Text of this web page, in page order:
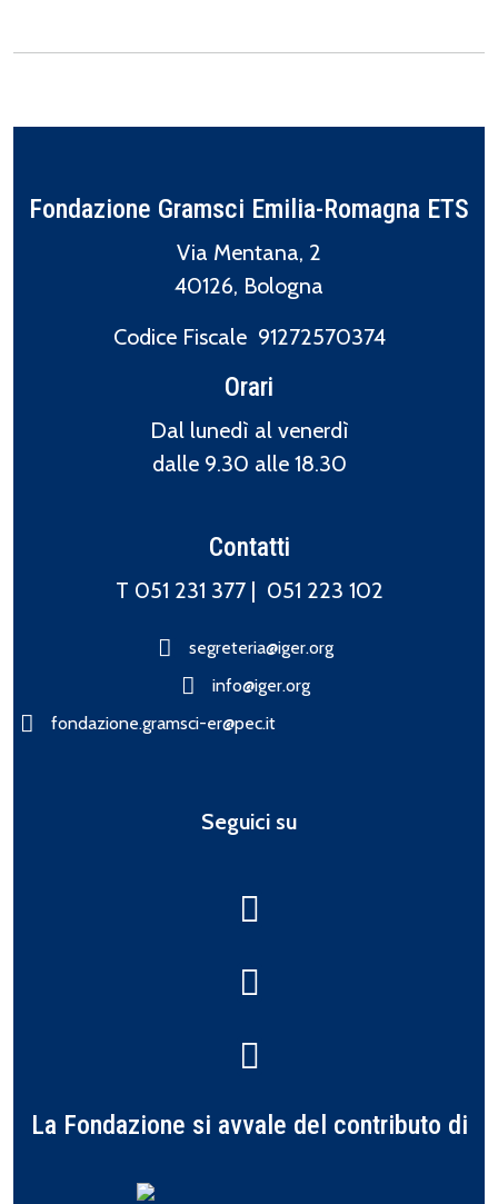
Fondazione Gramsci Emilia-Romagna ETS
Via Mentana, 2
40126, Bologna
Codice Fiscale 91272570374
Orari
Dal lunedì al venerdì
dalle 9.30 alle 18.30
Contatti
T 051 231 377 | 051 223 102
segreteria@iger.org
info@iger.org
fondazione.gramsci-er@pec.it
Seguici su
La Fondazione si avvale del contributo di